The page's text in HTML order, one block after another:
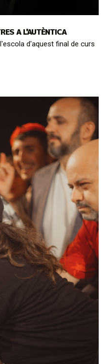
A L'AUTÈNTICA
d'aquest final de curs